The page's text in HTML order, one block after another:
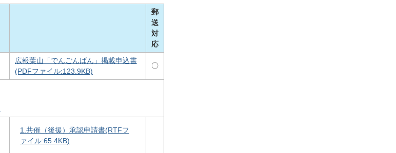
郵
送
対
応
広報葉山「でんごんばん」掲載申込書
(PDFファイル:123.9KB)
〇
1.共催（後援）承認申請書(RTFフ
ァイル:65.4KB)